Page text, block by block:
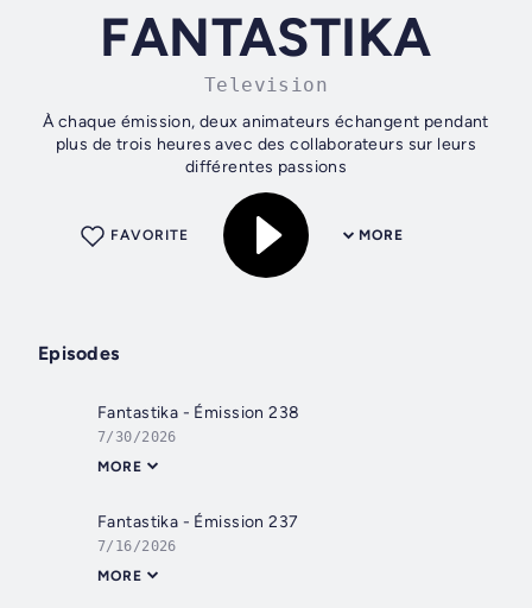
FANTASTIKA
Television
À chaque émission, deux animateurs échangent pendant
plus de trois heures avec des collaborateurs sur leurs
différentes passions
MORE
FAVORITE
Episodes
Fantastika - Émission 238
7/30/2026
MORE
Fantastika - Émission 237
7/16/2026
MORE